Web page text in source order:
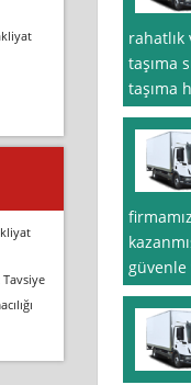
taşıma
taşıma
güvenle